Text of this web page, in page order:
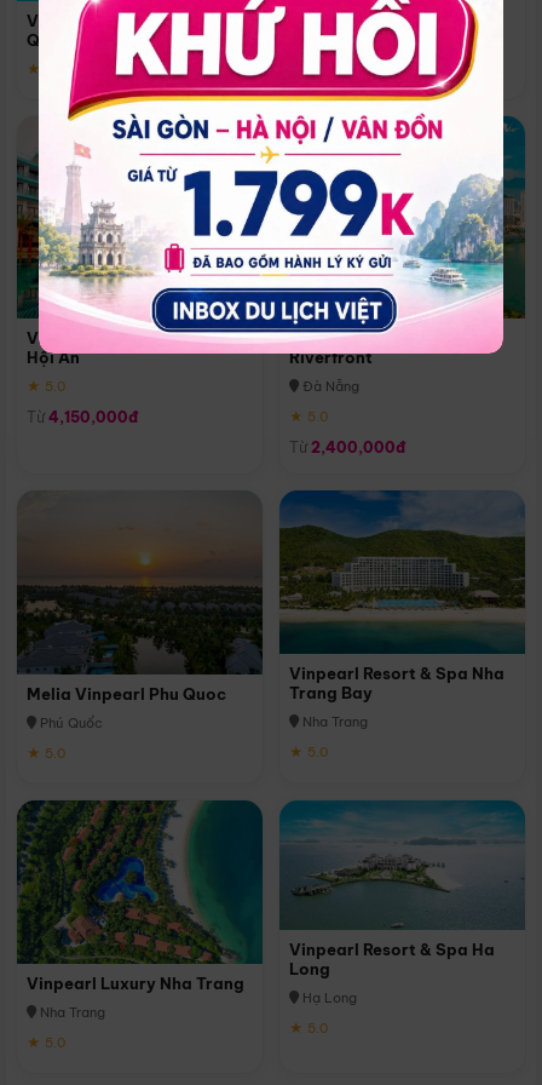
Vinpearl Resort & Spa Phu
Quoc
★ 5.0
Quoc
Phú Quốc
★ 5.0
Vinpearl Resort & Golf Nam
Hội An
★ 5.0
Từ 4,150,000đ
Melia Vinpearl Danang
Riverfront
Đà Nẵng
★ 5.0
Từ 2,400,000đ
Melia Vinpearl Phu Quoc
Phú Quốc
★ 5.0
Vinpearl Resort & Spa Nha
Trang Bay
Nha Trang
★ 5.0
Vinpearl Luxury Nha Trang
Nha Trang
★ 5.0
Vinpearl Resort & Spa Ha
Long
Hạ Long
★ 5.0